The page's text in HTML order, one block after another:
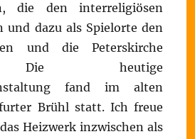
die den interreligiösen
und dazu als Spielorte den
und die Peterskirche
Die heutige
fand im alten
Brühl statt. Ich freue
Heizwerk inzwischen als